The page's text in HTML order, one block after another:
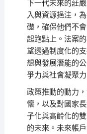
下一代未來的莊
入與資源挹注，
礎，確保他們不
起跑點上。法案
望透過制度化的
想與發展潛能的
爭力與社會凝聚力
政策推動的動力
懷，以及對國家
子化與高齡化的
的未來。未來帳